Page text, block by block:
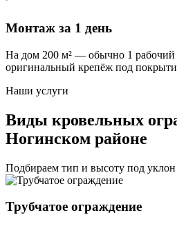
Монтаж за 1 день
На дом 200 м² — обычно 1 рабочий
оригинальный крепёж под
Наши услуги
Виды кровельных
Ногинском районе
Подбираем тип и высоту под
Трубчатое ограждение